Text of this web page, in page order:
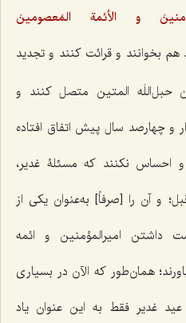
و الأئمة المَعصومینَ
هم بخوانند و قرائت کنند و تجدید
حبل‌اللَه المتین متصل کنند و
و چهارصد سال پیش اتفاق افتاده
احساس نکنند که مسئلۀ غدیر،
و آن را [صرفاً] به‌عنوان یکی از
امیرالمؤمنین و ائمه
همان‌طور که الآن در بسیاری
غدیر فقط به این عنوان یاد